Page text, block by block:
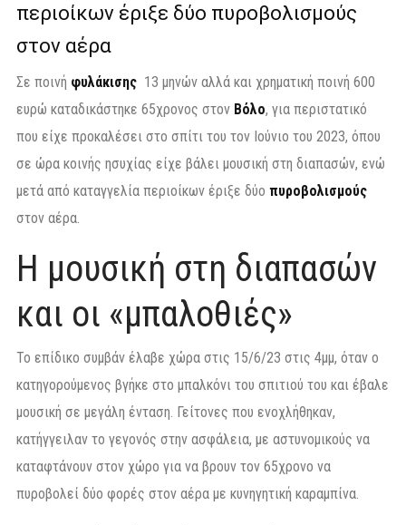
περιοίκων έριξε δύο πυροβολισμούς
στον αέρα
Σε ποινή φυλάκισης 13 μηνών αλλά και χρηματική ποινή 600
ευρώ καταδικάστηκε 65χρονος στον Βόλο, για περιστατικό
που είχε προκαλέσει στο σπίτι του τον Ιούνιο του 2023, όπου
σε ώρα κοινής ησυχίας είχε βάλει μουσική στη διαπασών, ενώ
μετά από καταγγελία περιοίκων έριξε δύο πυροβολισμούς
στον αέρα.
Η μουσική στη διαπασών
και οι «μπαλοθιές»
Το επίδικο συμβάν έλαβε χώρα στις 15/6/23 στις 4μμ, όταν ο
κατηγορούμενος βγήκε στο μπαλκόνι του σπιτιού του και έβαλε
μουσική σε μεγάλη ένταση. Γείτονες που ενοχλήθηκαν,
κατήγγειλαν το γεγονός στην ασφάλεια, με αστυνομικούς να
καταφτάνουν στον χώρο για να βρουν τον 65χρονο να
πυροβολεί δύο φορές στον αέρα με κυνηγητική καραμπίνα.